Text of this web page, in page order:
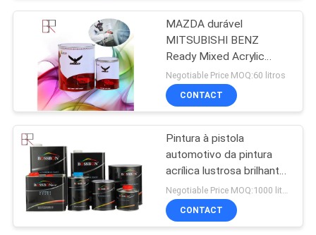
NOTÍCIA
PEÇA
UMAS
CITAÇÕES
MAPA
DO
SITE
Pintura metálica do
carro
51
28
MAZDA durável
MITSUBISHI BENZ
Ready Mixed Acrylic
Paint
Negotiable Price MOQ:60 litros
CONTACT
Pintura à pistola
automotivo da pintura
acrílica lustrosa brilhante
da laca
Negotiable Price MOQ:1000 litros
CONTACT